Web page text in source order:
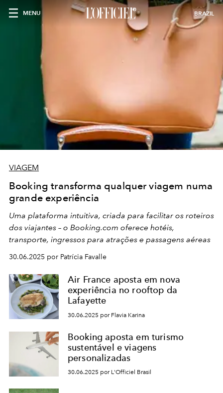
MENU BRAZIL
VIAGEM
Booking transforma qualquer viagem numa
grande experiência
Uma plataforma intuitiva, criada para facilitar os roteiros
dos viajantes – o Booking.com oferece hotéis,
transporte, ingressos para atrações e passagens aéreas
30.06.2025 por Patrícia Favalle
Air France aposta em nova
experiência no rooftop da
Lafayette
30.06.2025 por Flavia Karina
Booking aposta em turismo
sustentável e viagens
personalizadas
30.06.2025 por L'Officiel Brasil